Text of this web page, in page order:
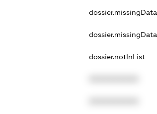
dossier.missingData
dossier.missingData
dossier.notInList